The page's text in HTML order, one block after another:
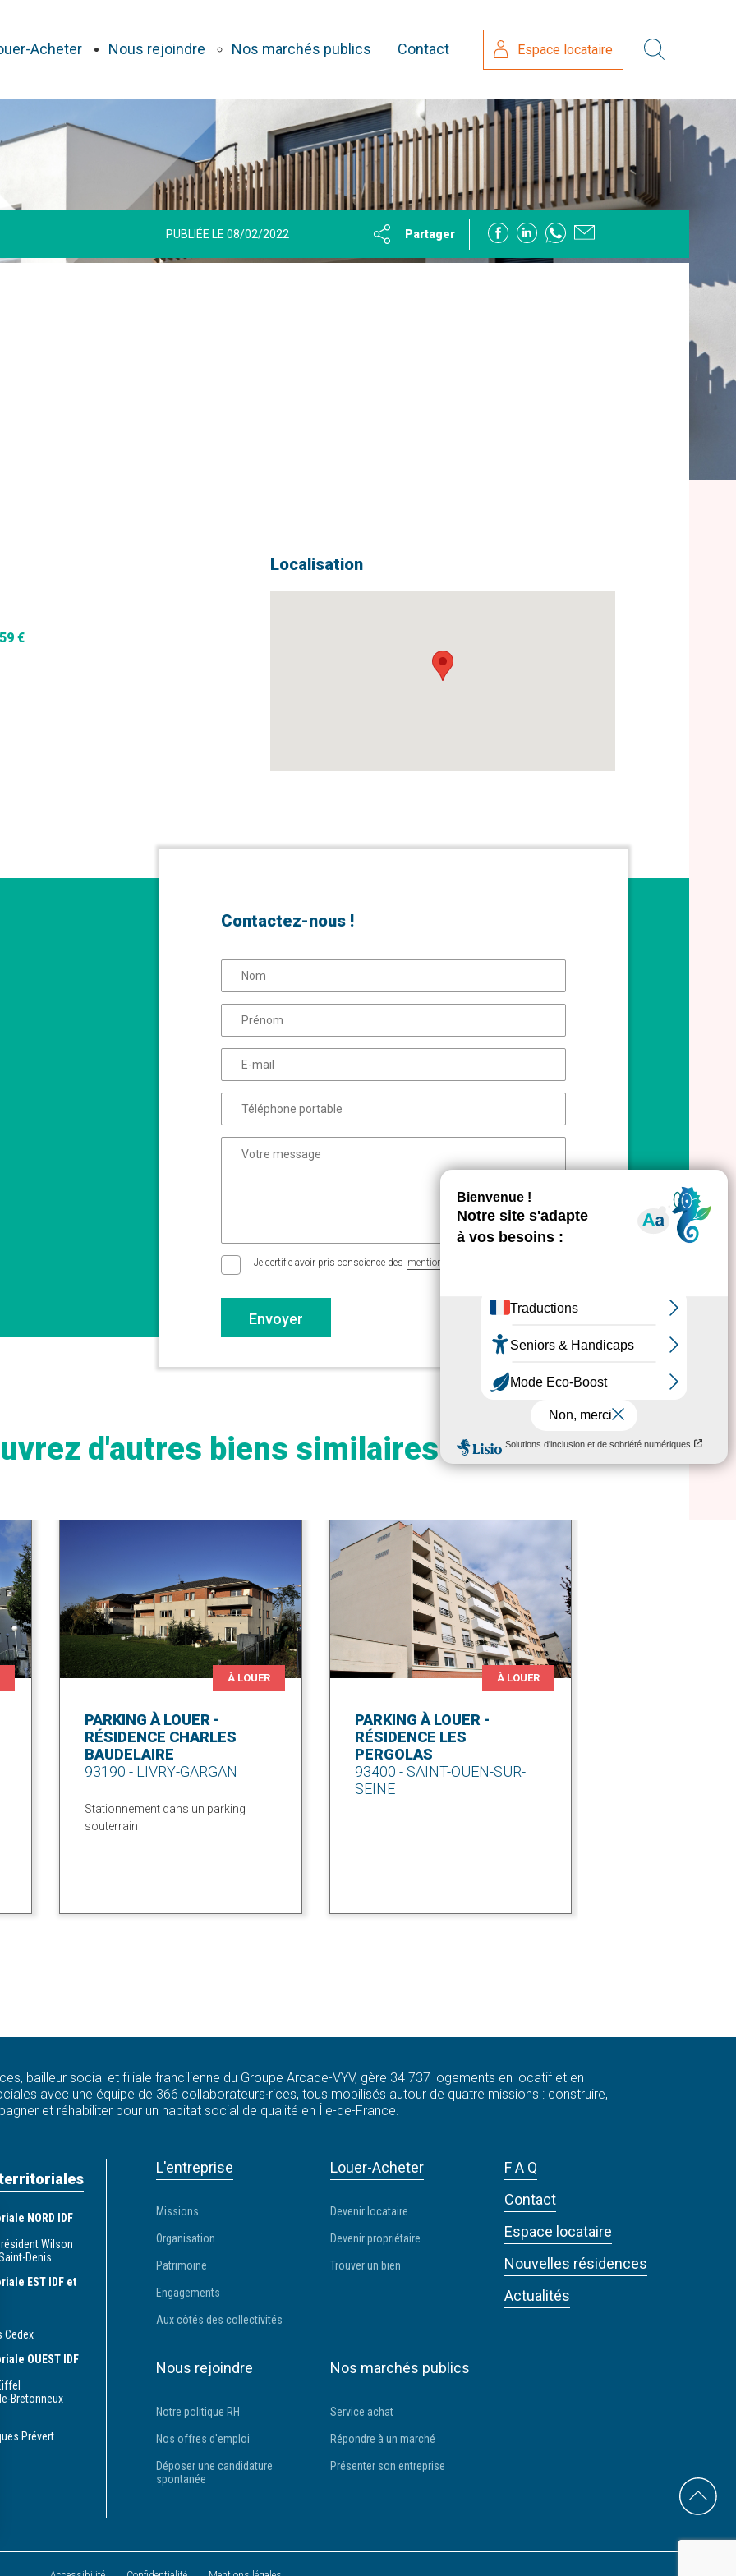
Acheter Nous rejoindre Nos marchés publics Contact Espace locataire
PUBLIÉE LE 08/02/2022 Partager
€
Localisation
Contactez-nous !
Je certifie avoir pris conscience des mentions légales
Envoyer
d'autres biens similaires
À LOUER
PARKING À LOUER -
RÉSIDENCE CHARLES
BAUDELAIRE
93190 - LIVRY-GARGAN
Stationnement dans un parking
souterrain
À LOUER
PARKING À LOUER -
RÉSIDENCE LES
PERGOLAS
93400 - SAINT-OUEN-SUR-
SEINE
bailleur social et filiale francilienne du Groupe Arcade-VYV, gère 34 737 logements en locatif et en
avec une équipe de 366 collaborateurs·rices, tous mobilisés autour de quatre missions : construire,
et réhabiliter pour un habitat social de qualité en Île-de-France.
NORD IDF
Wilson
Denis
EST IDF et
Cedex
OUEST IDF
Bretonneux
Prévert
L'entreprise
Missions
Organisation
Patrimoine
Engagements
Aux côtés des collectivités
Louer-Acheter
Devenir locataire
Devenir propriétaire
Trouver un bien
Nous rejoindre
Notre politique RH
Nos offres d'emploi
Déposer une candidature
spontanée
Nos marchés publics
Service achat
Répondre à un marché
Présenter son entreprise
F A Q
Contact
Espace locataire
Nouvelles résidences
Actualités